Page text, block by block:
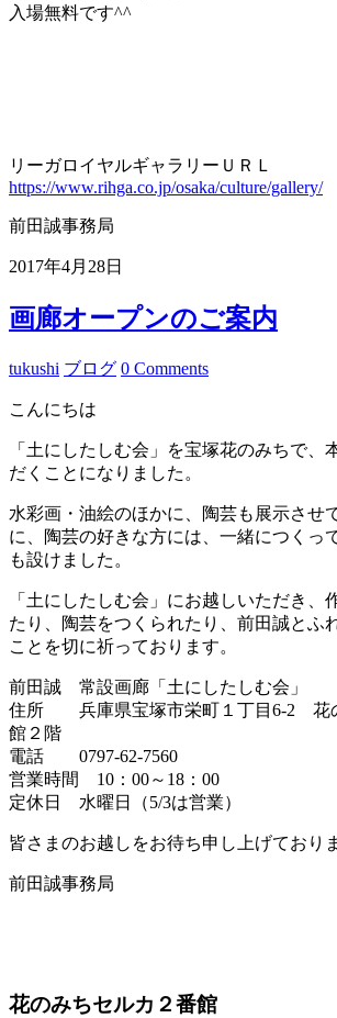
入場無料です^^
リーガロイヤルギャラリーＵＲＬ
https://www.rihga.co.jp/osaka/culture/gallery/
前田誠事務局
2017年4月28日
画廊オープンのご案内
tukushi ブログ 0 Comments
こんにちは
「土にしたしむ会」を宝塚花のみちで、
だくことになりました。
水彩画・油絵のほかに、陶芸も展示させ
に、陶芸の好きな方には、一緒につくっ
も設けました。
「土にしたしむ会」にお越しいただき、
たり、陶芸をつくられたり、前田誠とふ
ことを切に祈っております。
前田誠 常設画廊「土にしたしむ会」
住所 兵庫県宝塚市栄町１丁目6-2 花
館２階
電話 0797-62-7560
営業時間 10：00～18：00
定休日 水曜日（5/3は営業）
皆さまのお越しをお待ち申し上げており
前田誠事務局
花のみちセルカ２番館